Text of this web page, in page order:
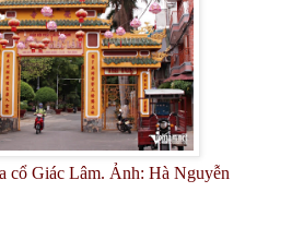
cổ Giác Lâm. Ảnh: Hà Nguyễn